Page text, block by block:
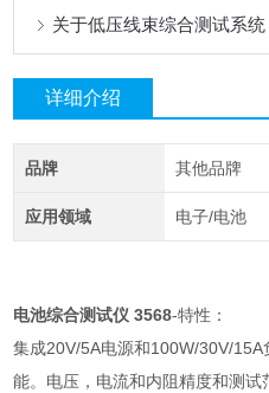
关于低压线束综合测试系
详细介绍
品牌 其他品牌
应用领域 电子/电池
电池综合测试仪 3568-特性：
集成20V/5A电源和100W/30V/
能。电压，电流和内阻精度和测